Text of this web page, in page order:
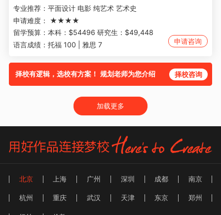
专业推荐： 平面设计 电影 纯艺术 艺术史
申请难度：
★★★★
留学预算： 本科：$54496 研究生：$49,448
语言成绩： 托福 100 | 雅思 7 申请咨询
择校有逻辑，选校有方案！ 规划老师为您介绍 择校咨询
加载更多
北京 上海 广州 深圳 成都 南京
杭州 重庆 武汉 天津 东京 郑州